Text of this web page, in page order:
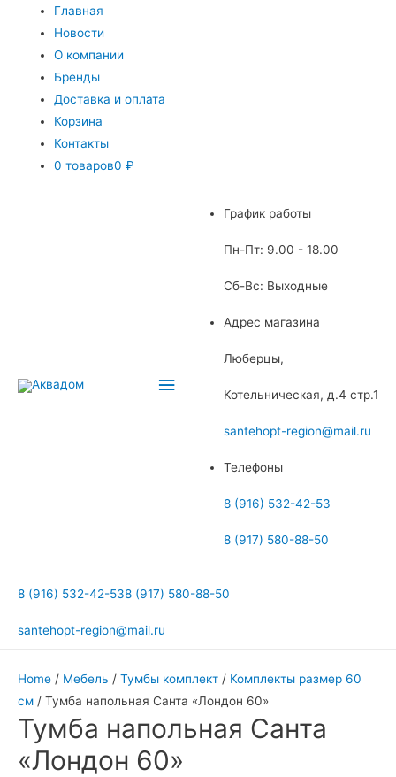
Главная
Новости
О компании
Бренды
Доставка и оплата
Корзина
Контакты
0 товаров0 ₽
Главное
График работы
Пн-Пт: 9.00 - 18.00
Сб-Вс: Выходные
Адрес магазина
Люберцы,
Котельническая, д.4 стр.1
santehopt-region@mail.ru
Телефоны
8 (916) 532-42-53
8 (917) 580-88-50
8 (916) 532-42-538 (917) 580-88-50
santehopt-region@mail.ru
Home / Мебель / Тумбы комплект / Комплекты размер 60
см / Тумба напольная Санта «Лондон 60»
Тумба напольная Санта
«Лондон 60»